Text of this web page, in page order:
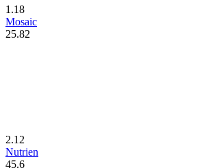
1.18
Mosaic
25.82
2.12
Nutrien
45.6